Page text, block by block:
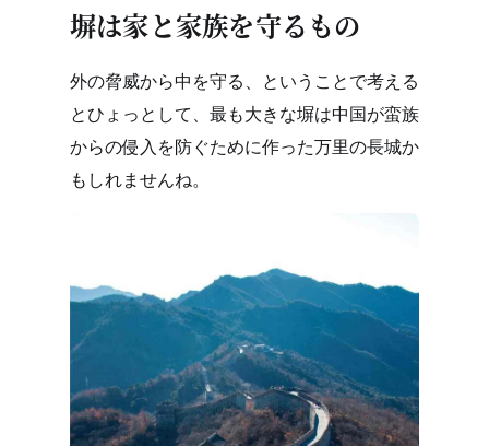
塀は家と家族を守るもの
外の脅威から中を守る、ということで考える
とひょっとして、最も大きな塀は中国が蛮族
からの侵入を防ぐために作った万里の長城か
もしれませんね。